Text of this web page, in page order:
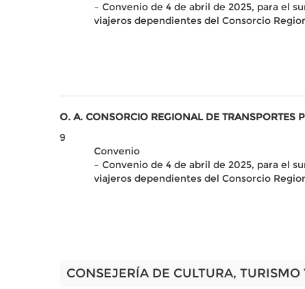
– Convenio de 4 de abril de 2025, para el
viajeros dependientes del Consorcio
O. A. CONSORCIO REGIONAL DE TRANSPORTES
9
Convenio
– Convenio de 4 de abril de 2025, para el
viajeros dependientes del Consorcio
CONSEJERÍA DE CULTURA, TURISMO